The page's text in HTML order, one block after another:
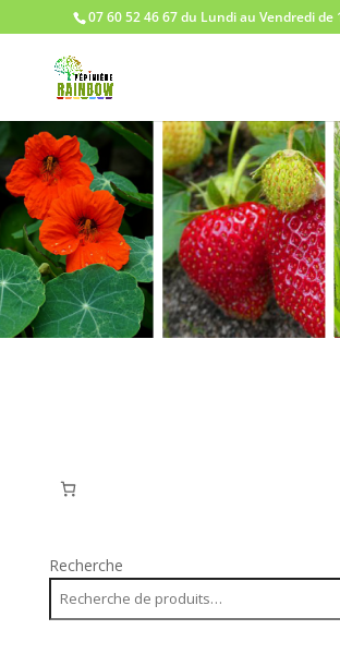
07 60 52 46 67 du Lundi au Vendredi de
Recherche